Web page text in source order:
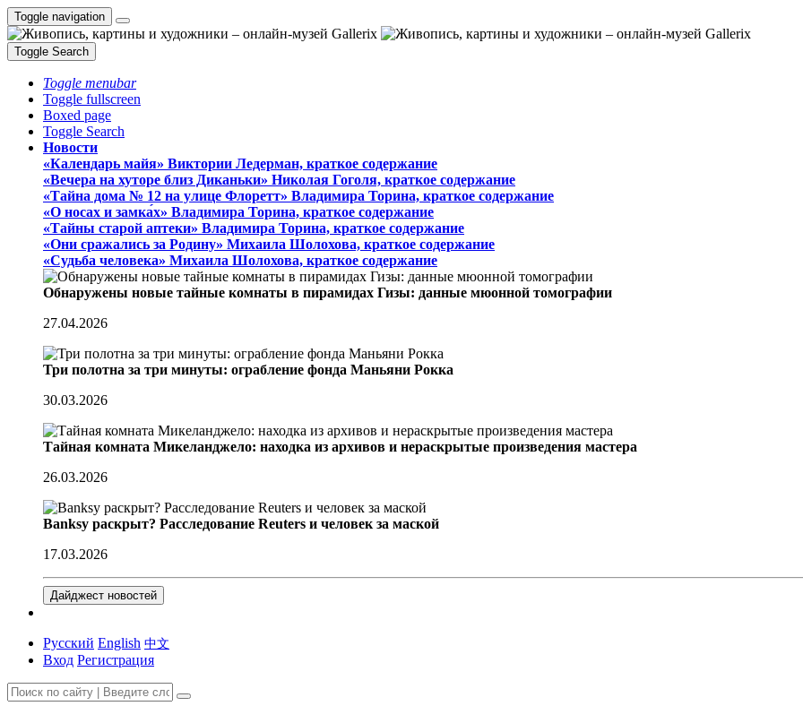
Toggle navigation
Toggle Search
Toggle menubar
Toggle fullscreen
Boxed page
Toggle Search
Новости
«Календарь майя» Виктории Ледерман, краткое содержание
«Вечера на хуторе близ Диканьки» Николая Гоголя, краткое содержание
«Тайна дома № 12 на улице Флоретт» Владимира Торина, краткое содержание
«О носах и замка́х» Владимира Торина, краткое содержание
«Тайны старой аптеки» Владимира Торина, краткое содержание
«Они сражались за Родину» Михаила Шолохова, краткое содержание
«Судьба человека» Михаила Шолохова, краткое содержание
Обнаружены новые тайные комнаты в пирамидах Гизы: данные мюонной томографии
27.04.2026
Три полотна за три минуты: ограбление фонда Маньяни Рокка
30.03.2026
Тайная комната Микеланджело: находка из архивов и нераскрытые произведения мастера
26.03.2026
Banksy раскрыт? Расследование Reuters и человек за маской
17.03.2026
Дайджест новостей
Русский English 中文
Вход Регистрация